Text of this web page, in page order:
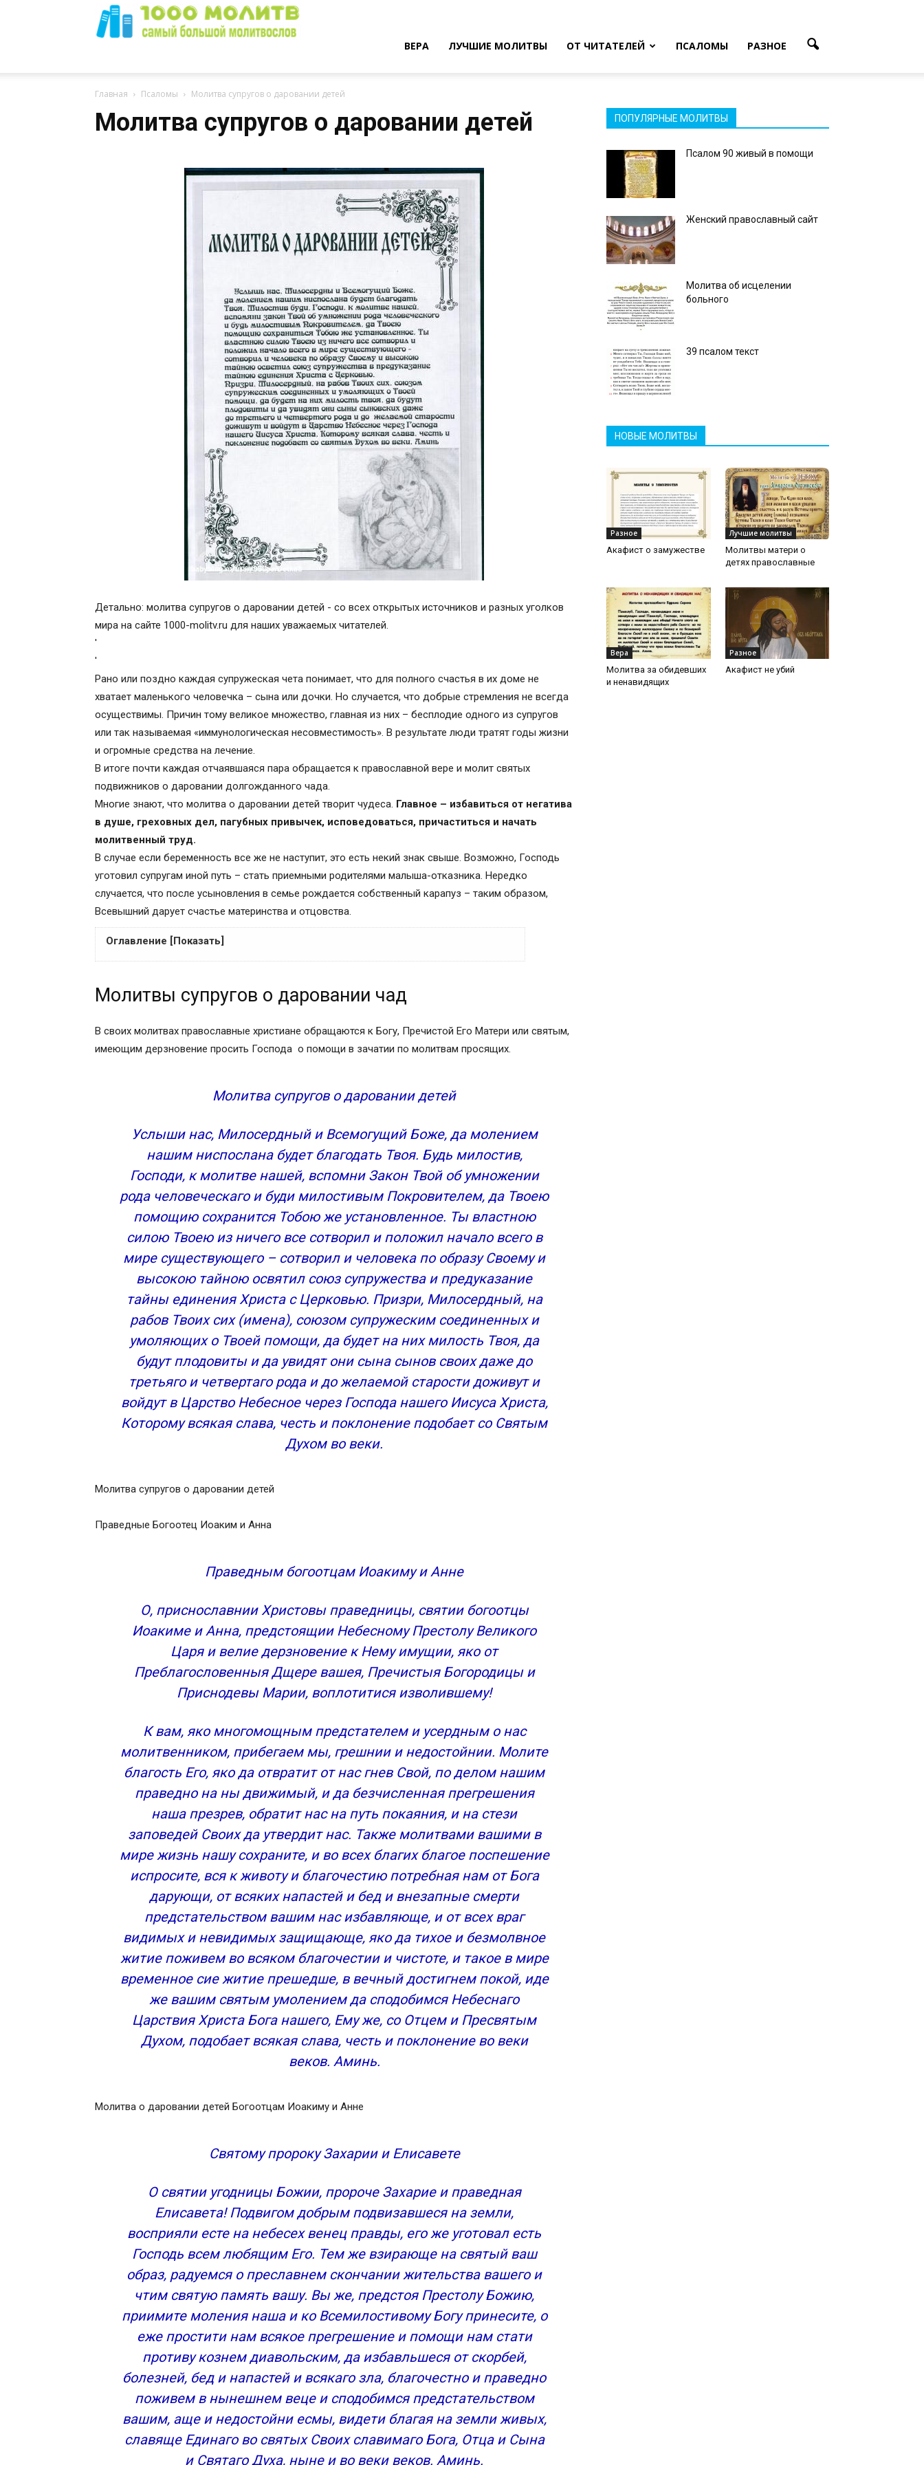
ВЕРА ЛУЧШИЕ МОЛИТВЫ ОТ ЧИТАТЕЛЕЙ ПСАЛОМЫ РАЗНОЕ
Главная Псаломы Молитва супругов о даровании детей
Молитва супругов о даровании детей
Детально: молитва супругов о даровании детей - со всех открытых источников и разных уголков
мира на сайте 1000-molitv.ru для наших уважаемых читателей.
'
'
Рано или поздно каждая супружеская чета понимает, что для полного счастья в их доме не
хватает маленького человечка – сына или дочки. Но случается, что добрые стремления не всегда
осуществимы. Причин тому великое множество, главная из них – бесплодие одного из супругов
или так называемая «иммунологическая несовместимость». В результате люди тратят годы жизни
и огромные средства на лечение.
В итоге почти каждая отчаявшаяся пара обращается к православной вере и молит святых
подвижников о даровании долгожданного чада.
Многие знают, что молитва о даровании детей творит чудеса. Главное – избавиться от негатива
в душе, греховных дел, пагубных привычек, исповедоваться, причаститься и начать
молитвенный труд.
В случае если беременность все же не наступит, это есть некий знак свыше. Возможно, Господь
уготовил супругам иной путь – стать приемными родителями малыша-отказника. Нередко
случается, что после усыновления в семье рождается собственный карапуз – таким образом,
Всевышний дарует счастье материнства и отцовства.
Оглавление [Показать]
При желании иметь дитя мужского пола
Молитва для зачатия ребенка святой блаженной Ксении Петербургской
Как правильно молиться
Пророк Захария и праведная Елисавета
Ксения Петербургская
Святитель Лука Крымский
МОЛИТВА СУПРУГОВ ДЕТЕЙ НЕ ИМУЩИХ ИЛИ МОЛИТВА ЧТОБЫ ЗАБЕРЕМЕНЕТЬ.
Молитва супругов детей не имущих или молитва чтобы забеременеть.
О ниспослании чада супругам неплодным.
Молитва супругов, детей не имущих.
Молитва святой Анне, разрешающей узы безчадия и неплодия.
Тропарь святой Анне. Глас 5
Молитва ко пророку Захарии и праведной Елисавете, родителям Иоанна
Предтечи
Тропарь святому пророку Захарии.
Молитва к святым праведным Богоотцам Иоакиму и Анне.
Молитва первая
Молитва вторая
Тропарь, глас 2
Преподобному Роману
Первомученице Евдокии
Молитва всем святым и бесплотным небесным силам
Молитвы супругов о даровании чад
В своих молитвах православные христиане обращаются к Богу, Пречистой Его Матери или святым,
имеющим дерзновение просить Господа о помощи в зачатии по молитвам просящих.
Молитва супругов о даровании детей
Услыши нас, Милосердный и Всемогущий Боже, да молением
нашим ниспослана будет благодать Твоя. Будь милостив,
Господи, к молитве нашей, вспомни Закон Твой об умножении
рода человеческаго и буди милостивым Покровителем, да Твоею
помощию сохранится Тобою же установленное. Ты властною
силою Твоею из ничего все сотворил и положил начало всего в
мире существующего – сотворил и человека по образу Своему и
высокою тайною освятил союз супружества и предуказание
тайны единения Христа с Церковью. Призри, Милосердный, на
рабов Твоих сих (имена), союзом супружеским соединенных и
умоляющих о Твоей помощи, да будет на них милость Твоя, да
будут плодовиты и да увидят они сына сынов своих даже до
третьяго и четвертаго рода и до желаемой старости доживут и
войдут в Царство Небесное через Господа нашего Иисуса Христа,
Которому всякая слава, честь и поклонение подобает со Святым
Духом во веки.
Молитва супругов о даровании детей
Праведные Богоотец Иоаким и Анна
Праведным богоотцам Иоакиму и Анне
О, приснославнии Христовы праведницы, святии богоотцы
Иоакиме и Анна, предстоящии Небесному Престолу Великого
Царя и велие дерзновение к Нему имущии, яко от
Преблагословенныя Дщере вашея, Пречистыя Богородицы и
Приснодевы Марии, воплотитися изволившему!
К вам, яко многомощным предстателем и усердным о нас
молитвенником, прибегаем мы, грешнии и недостойнии. Молите
благость Его, яко да отвратит от нас гнев Свой, по делом нашим
праведно на ны движимый, и да безчисленная прегрешения
наша презрев, обратит нас на путь покаяния, и на стези
заповедей Своих да утвердит нас. Также молитвами вашими в
мире жизнь нашу сохраните, и во всех благих благое поспешение
испросите, вся к животу и благочестию потребная нам от Бога
дарующи, от всяких напастей и бед и внезапные смерти
предстательством вашим нас избавляюще, и от всех враг
видимых и невидимых защищающе, яко да тихое и безмолвное
житие поживем во всяком благочестии и чистоте, и такое в мире
временное сие житие прешедше, в вечный достигнем покой, иде
же вашим святым умолением да сподобимся Небеснаго
Царствия Христа Бога нашего, Ему же, со Отцем и Пресвятым
Духом, подобает всякая слава, честь и поклонение во веки
веков. Аминь.
Молитва о даровании детей Богоотцам Иоакиму и Анне
Святому пророку Захарии и Елисавете
О святии угодницы Божии, пророче Захарие и праведная
Елисавета! Подвигом добрым подвизавшеся на земли,
восприяли есте на небесех венец правды, его же уготовал есть
Господь всем любящим Его. Тем же взирающе на святый ваш
образ, радуемся о преславнем скончании жительства вашего и
чтим святую память вашу. Вы же, предстоя Престолу Божию,
приимите моления наша и ко Всемилостивому Богу принесите, о
еже простити нам всякое прегрешение и помощи нам стати
противу кознем диавольским, да избавльшеся от скорбей,
болезней, бед и напастей и всякаго зла, благочестно и праведно
поживем в нынешнем веце и сподобимся предстательством
вашим, аще и недостойни есмы, видети благая на земли живых,
славяще Единаго во святых Своих славимаго Бога, Отца и Сына
и Святаго Духа, ныне и во веки веков. Аминь.
ПОПУЛЯРНЫЕ МОЛИТВЫ
Псалом 90 живый в помощи
Женский православный сайт
Молитва об исцелении
больного
39 псалом текст
НОВЫЕ МОЛИТВЫ
Разное
Акафист о замужестве
Лучшие молитвы
Молитвы матери о
детях православные
Вера
Молитва за обидевших
и ненавидящих
Разное
Акафист не убий